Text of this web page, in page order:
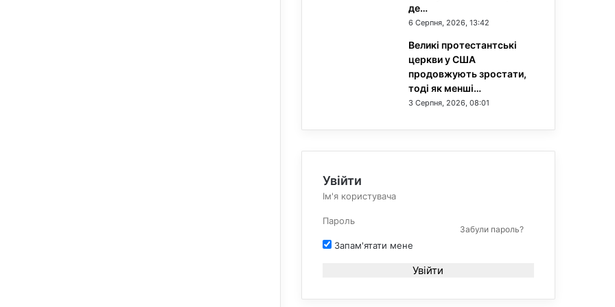
де…
6 Серпня, 2026, 13:42
Великі протестантські
церкви у США
продовжують зростати,
тоді як менші…
3 Серпня, 2026, 08:01
Увійти
Забули пароль?
Запам'ятати мене
Увійти